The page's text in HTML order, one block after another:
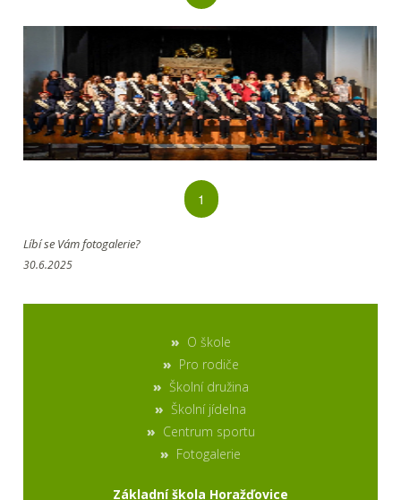
1
Líbí se Vám fotogalerie?
30.6.2025
O škole
Pro rodiče
Školní družina
Školní jídelna
Centrum sportu
Fotogalerie
Základní škola Horažďovice